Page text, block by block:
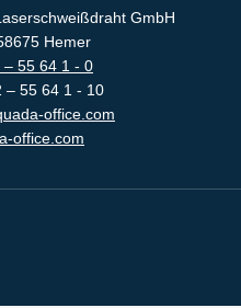
GmbH
Hemer
– 55 64 1 - 0
– 55 64 1 - 10
office.com
office.com